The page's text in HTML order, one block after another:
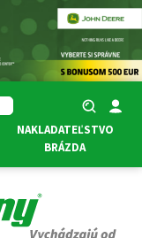
NAKLADATEĽSTVO
BRÁZDA